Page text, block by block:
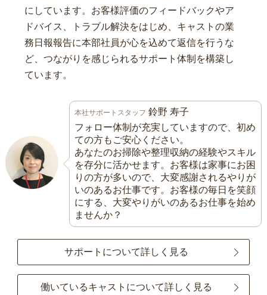
にしています。お客様評価のフィードバックやア
ドバイス、トラブル解決をはじめ、キャストの業
務日報報告に本部社員が心を込めて返信を行うな
ど、つながりを感じられるサポート体制を構築し
ています。
本社サポートスタッフ 鈴野 寿子
フォロー体制が充実していますので、初め
ての方もご安心ください。
あなたのお掃除や整理収納の経験やスキル
を存分に活かせます。お客様は家事にお困
りの方が多いので、大変感謝されるやりが
いのあるお仕事です。お客様の毎日を笑顔
にする、大変やりがいのあるお仕事を始め
ませんか？
サポートについて詳しく見る
働いているキャストについて詳しく見る